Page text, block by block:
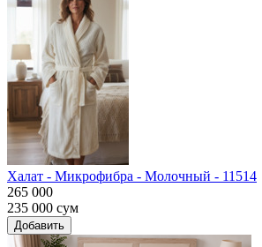
Халат - Микрофибра - Молочный - 11514
265 000
235 000 сум
Добавить